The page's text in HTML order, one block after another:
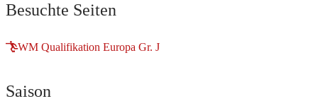
Besuchte Seiten
WM Qualifikation Europa Gr. J
Saison